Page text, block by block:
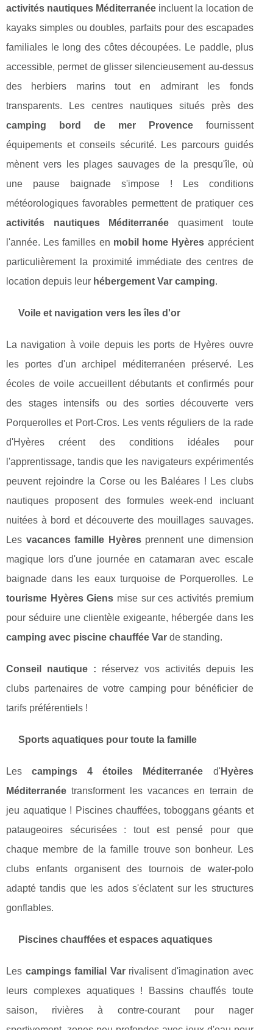
activités nautiques Méditerranée incluent la location de
kayaks simples ou doubles, parfaits pour des escapades
familiales le long des côtes découpées. Le paddle, plus
accessible, permet de glisser silencieusement au-dessus
des herbiers marins tout en admirant les fonds
transparents. Les centres nautiques situés près des
camping bord de mer Provencefournissent
équipements et conseils sécurité. Les parcours guidés
mènent vers les plages sauvages de la presqu'île, où
une pause baignade s'impose ! Les conditions
météorologiques favorables permettent de pratiquer ces
activités nautiques Méditerranée quasiment toute
l'année. Les familles en mobil home Hyères apprécient
particulièrement la proximité immédiate des centres de
location depuis leur hébergement Var camping.
Voile et navigation vers les îles d'or
La navigation à voile depuis les ports de Hyères ouvre
les portes d'un archipel méditerranéen préservé. Les
écoles de voile accueillent débutants et confirmés pour
des stages intensifs ou des sorties découverte vers
Porquerolles et Port-Cros. Les vents réguliers de la rade
d'Hyères créent des conditions idéales pour
l'apprentissage, tandis que les navigateurs expérimentés
peuvent rejoindre la Corse ou les Baléares ! Les clubs
nautiques proposent des formules week-end incluant
nuitées à bord et découverte des mouillages sauvages.
Les vacances famille Hyèresprennent une dimension
magique lors d'une journée en catamaran avec escale
baignade dans les eaux turquoise de Porquerolles. Le
tourisme Hyères Giens mise sur ces activités premium
pour séduire une clientèle exigeante, hébergée dans les
camping avec piscine chauffée Var de standing.
Conseil nautique : réservez vos activités depuis les
clubs partenaires de votre camping pour bénéficier de
tarifs préférentiels !
Sports aquatiques pour toute la famille
Lescampings 4 étoiles Méditerranée d'Hyères
Méditerranée transforment les vacances en terrain de
jeu aquatique ! Piscines chauffées, toboggans géants et
pataugeoires sécurisées : tout est pensé pour que
chaque membre de la famille trouve son bonheur. Les
clubs enfants organisent des tournois de water-polo
adapté tandis que les ados s'éclatent sur les structures
gonflables.
Piscines chauffées et espaces aquatiques
Les campings familial Varrivalisent d'imagination avec
leurs complexes aquatiques ! Bassins chauffés toute
saison, rivières à contre-courant pour nager